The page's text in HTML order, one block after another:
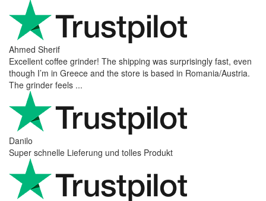
Ahmed Sherif
Excellent coffee grinder! The shipping was surprisingly fast, even
though I’m in Greece and the store is based in Romania/Austria.
The grinder feels ...
Danilo
Super schnelle Lieferung und tolles Produkt